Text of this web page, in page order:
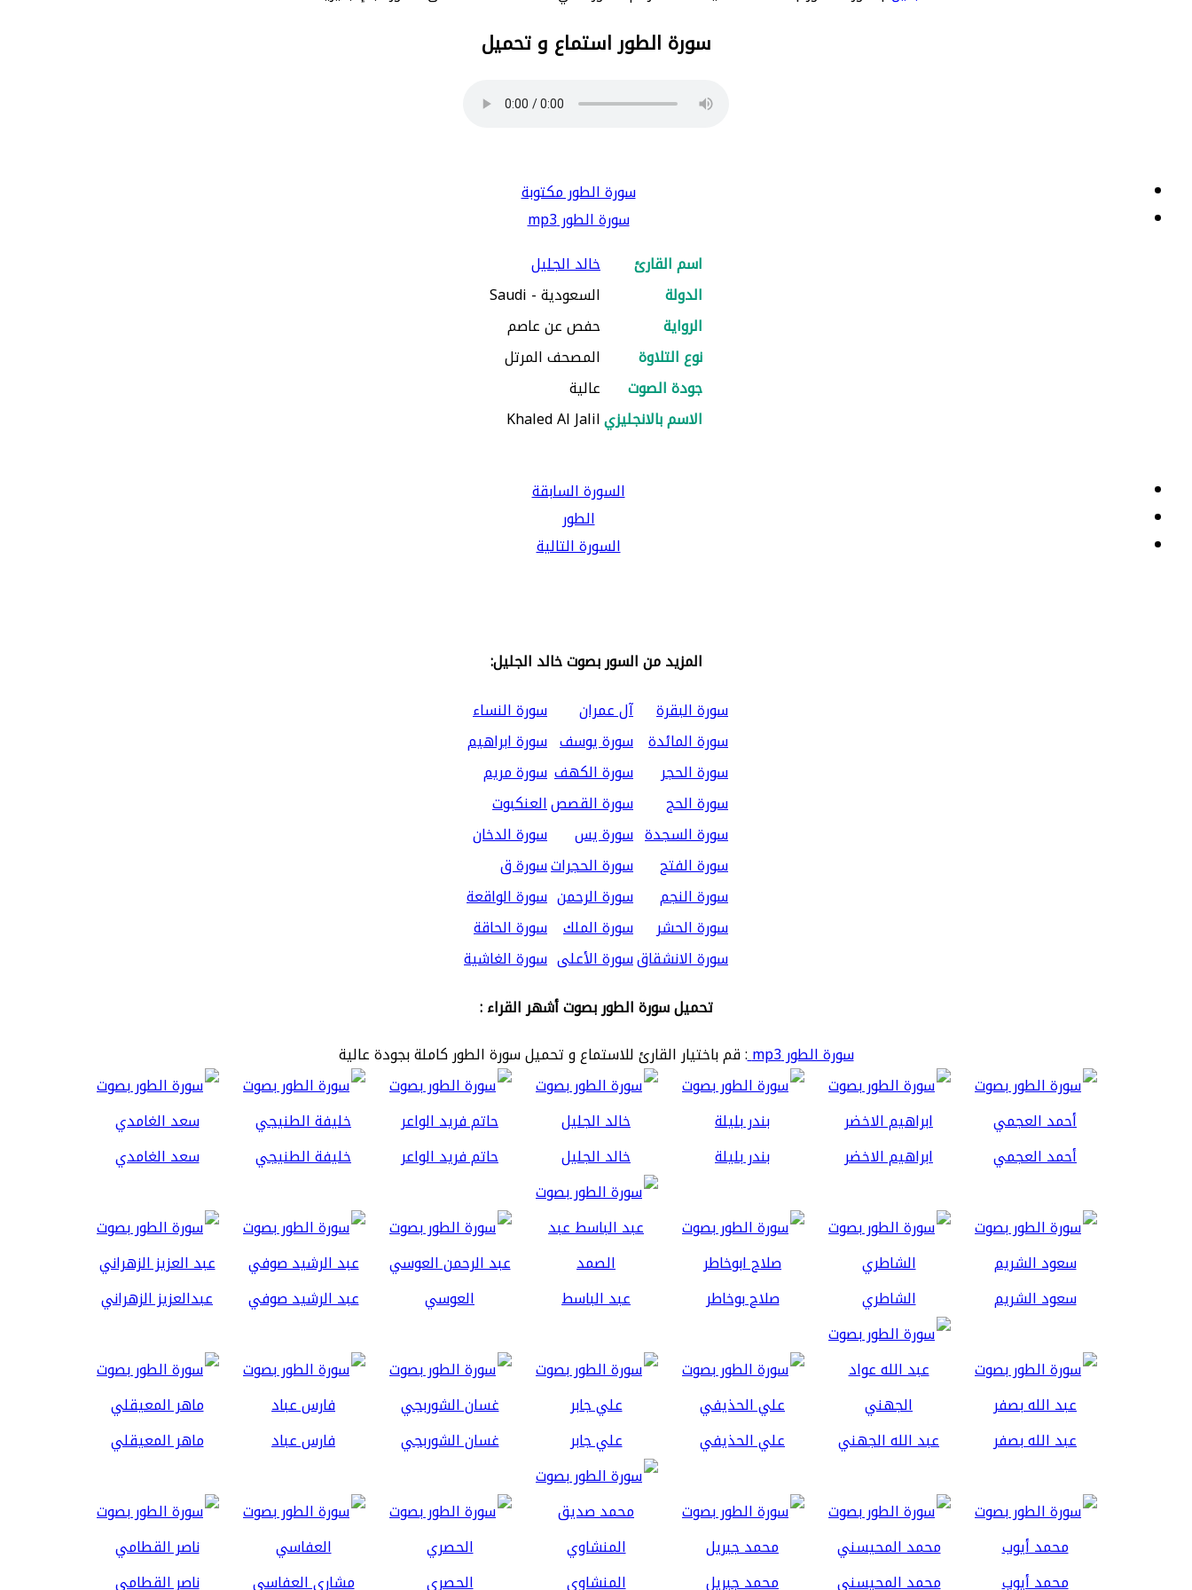
سورة الطور استماع و تحميل
سورة الطور مكتوبة
سورة الطور mp3
اسم القارئ
خالد الجليل
الدولة
السعودية - Saudi
الرواية
حفص عن عاصم
نوع التلاوة
المصحف المرتل
جودة الصوت
عالية
الاسم بالانجليزيKhaled Al Jalil
السورة السابقة
الطور
السورة التالية
المزيد من السور بصوت خالد الجليل:
سورة البقرة
آل عمران
سورة النساء
سورة المائدة سورة يوسف سورة ابراهيم
سورة الحجر
سورة الكهف سورة مريم
سورة الحج
سورة القصصالعنكبوت
سورة السجدة سورة يس
سورة الدخان
سورة الفتح
سورة الحجراتسورة ق
سورة النجم
سورة الرحمن سورة الواقعة
سورة الحشر
سورة الملك سورة الحاقة
سورة الانشقاقسورة الأعلى سورة الغاشية
تحميل سورة الطور بصوت أشهر القراء :
سورة الطور mp3
: قم باختيار القارئ للاستماع و تحميل سورة الطور كاملة بجودة عالية
أحمد العجمي ابراهيم الاخضر بندر بليلة خالد الجليل حاتم فريد الواعر خليفة الطنيجي سعد الغامدي
سعود الشريم الشاطري صلاح بوخاطر عبد الباسط العوسي عبد الرشيد صوفي عبدالعزيز الزهراني
عبد الله بصفر عبد الله الجهني علي الحذيفي علي جابر غسان الشوربجي فارس عباد ماهر المعيقلي
محمد أيوب محمد المحيسني محمد جبريل المنشاوي الحصري مشاري العفاسي ناصر القطامي